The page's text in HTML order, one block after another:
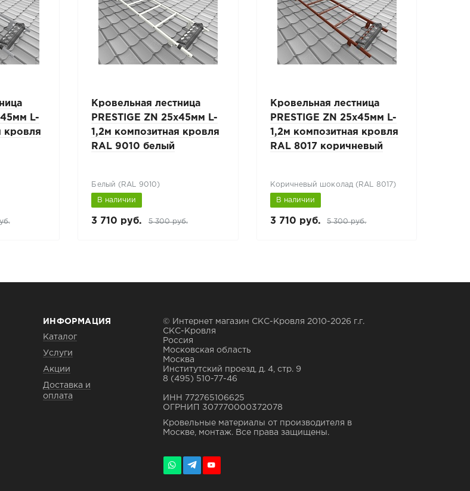
L-
кровля
Кровельная лестница
PRESTIGE ZN 25x45мм L-
1,2м композитная кровля
RAL 9010 белый
Белый (RAL 9010)
В наличии
3 710 руб. 5 300 руб.
Кровельная лестница
PRESTIGE ZN 25x45мм L-
1,2м композитная кровля
RAL 8017 коричневый
Коричневый шоколад (RAL 8017)
В наличии
3 710 руб. 5 300 руб.
ИНФОРМАЦИЯ
Каталог
Услуги
Акции
Доставка и
оплата
© Интернет магазин СКС-Кровля 2010-2026 г.г.
СКС-Кровля
Россия
Московская область
Москва
Институтский проезд, д. 4, стр. 9
8 (495) 510-77-46
ИНН 772765106625
ОГРНИП 307770000372078
Кровельные материалы от производителя в
Москве, монтаж. Все права защищены.